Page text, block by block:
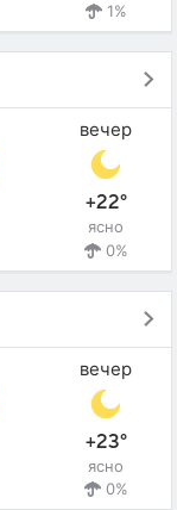
1%
вечер
+22°
ясно
0%
вечер
+23°
ясно
0%